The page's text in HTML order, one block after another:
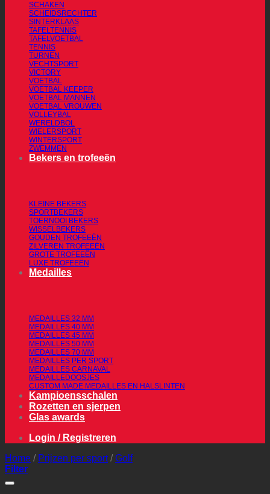
SCHAKEN
SCHEIDSRECHTER
SINTERKLAAS
TAFELTENNIS
TAFELVOETBAL
TENNIS
TURNEN
VECHTSPORT
VICTORY
VOETBAL
VOETBAL KEEPER
VOETBAL MANNEN
VOETBAL VROUWEN
VOLLEYBAL
WERELDBOL
WIELERSPORT
WINTERSPORT
ZWEMMEN
Bekers en trofeeën
KLEINE BEKERS
SPORTBEKERS
TOERNOOI BEKERS
WISSELBEKERS
GOUDEN TROFEEËN
ZILVEREN TROFEEËN
GROTE TROFEEËN
LUXE TROFEEËN
Medailles
MEDAILLES 32 MM
MEDAILLES 40 MM
MEDAILLES 45 MM
MEDAILLES 50 MM
MEDAILLES 70 MM
MEDAILLES PER SPORT
MEDAILLES CARNAVAL
MEDAILLEDOOSJES
CUSTOM MADE MEDAILLES EN HALSLINTEN
Kampioensschalen
Rozetten en sjerpen
Glas awards
Login / Registreren
Home / Prijzen per sport / Golf
Filter